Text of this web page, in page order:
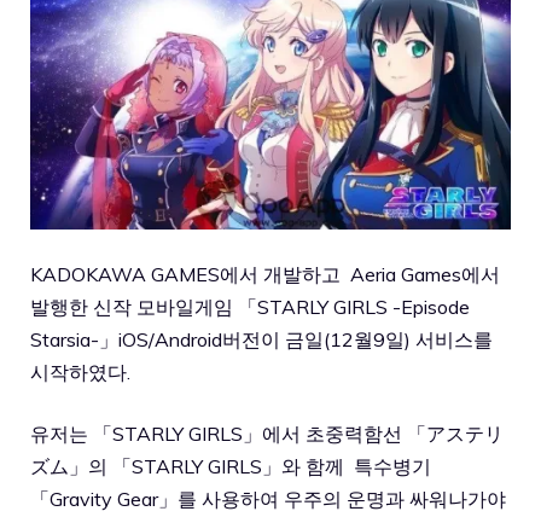
KADOKAWA GAMES에서 개발하고 Aeria Games에서
발행한 신작 모바일게임 「STARLY GIRLS -Episode
Starsia-」iOS/Android버전이 금일(12월9일) 서비스를
시작하였다.
유저는 「STARLY GIRLS」에서 초중력함선 「アステリ
ズム」의 「STARLY GIRLS」와 함께 특수병기
「Gravity Gear」를 사용하여 우주의 운명과 싸워나가야